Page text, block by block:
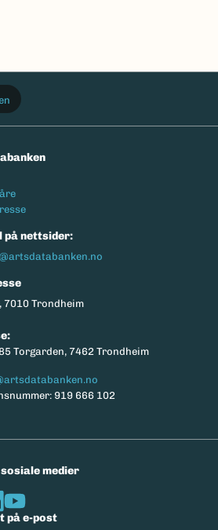
på nettsider:
7010 Trondheim
Torgarden, 7462 Trondheim
919 666 102
medier
på e-post